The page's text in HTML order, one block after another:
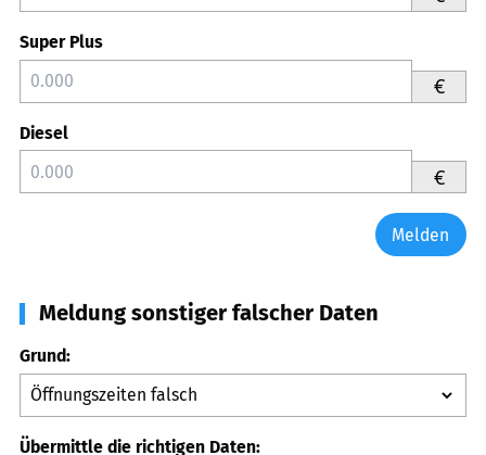
Super Plus
€
Diesel
€
Melden
Meldung sonstiger falscher Daten
Grund:
Übermittle die richtigen Daten: